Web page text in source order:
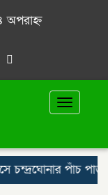
অপরাহ্ন
Toggle
পাঁচ পাড়া,